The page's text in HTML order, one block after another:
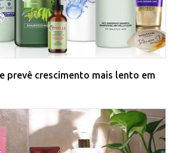
prevê crescimento mais lento em